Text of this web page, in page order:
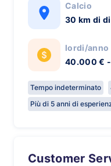
Calcio
30 km di
lordi/anno
40.000 €
Tempo indeterminato
Più di 5 anni di
Customer